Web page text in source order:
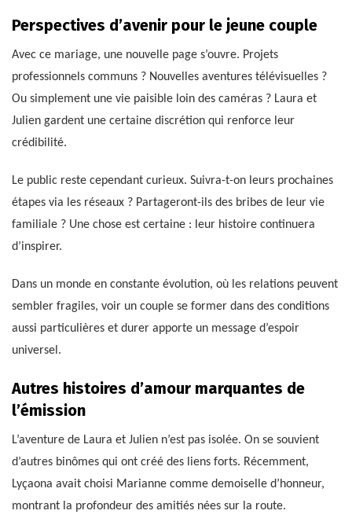
Perspectives d’avenir pour le jeune couple
Avec ce mariage, une nouvelle page s’ouvre. Projets
professionnels communs ? Nouvelles aventures télévisuelles ?
Ou simplement une vie paisible loin des caméras ? Laura et
Julien gardent une certaine discrétion qui renforce leur
crédibilité.
Le public reste cependant curieux. Suivra-t-on leurs prochaines
étapes via les réseaux ? Partageront-ils des bribes de leur vie
familiale ? Une chose est certaine : leur histoire continuera
d’inspirer.
Dans un monde en constante évolution, où les relations peuvent
sembler fragiles, voir un couple se former dans des conditions
aussi particulières et durer apporte un message d’espoir
universel.
Autres histoires d’amour marquantes de
l’émission
L’aventure de Laura et Julien n’est pas isolée. On se souvient
d’autres binômes qui ont créé des liens forts. Récemment,
Lyçaona avait choisi Marianne comme demoiselle d’honneur,
montrant la profondeur des amitiés nées sur la route.